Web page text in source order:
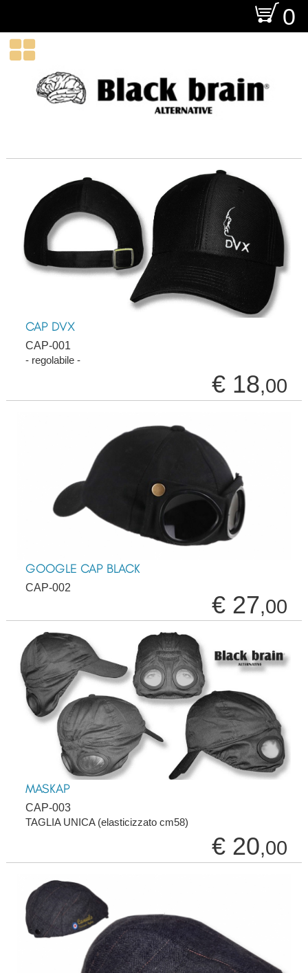
O 0

CAP DVX
CAP-001
- regolabile -
€ 18,00
GOOGLE CAP BLACK
CAP-002
€ 27,00
MASKAP
CAP-003
TAGLIA UNICA (elasticizzato cm58)
€ 20,00